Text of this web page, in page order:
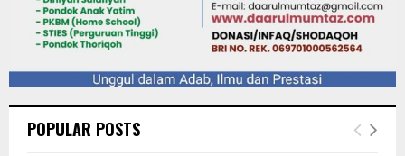
POPULAR POSTS